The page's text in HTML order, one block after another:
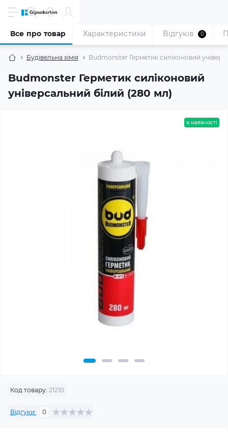
Будівельна хімія Budmonster Герметик силіконовий
Budmonster Герметик силіконовий
універсальний білий (280 мл)
Все про товар Характеристики Відгуків 0
в наявності
Код товару: 21210
Відгуки: 0